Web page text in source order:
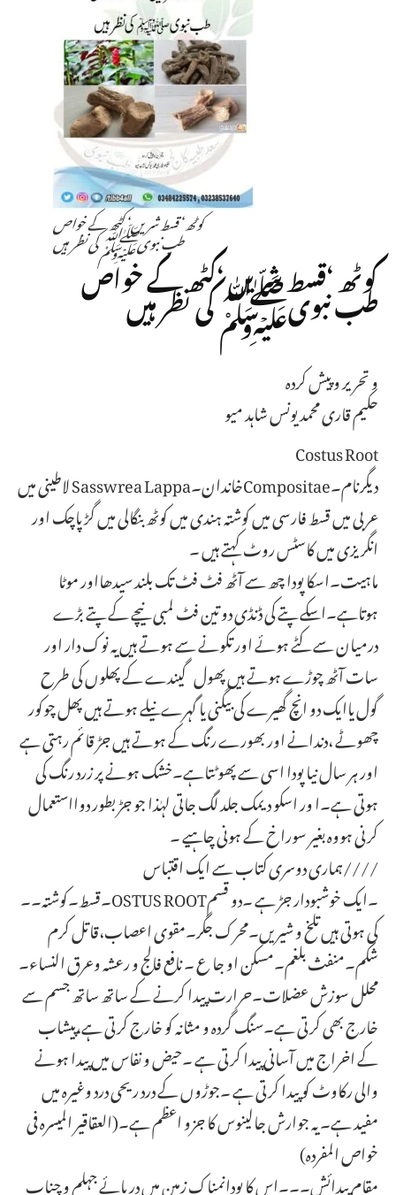
کوٹھ ‘قسط شریں ‘کٹھ کے خواص
طب نبویﷺ کی نظر ہیں
کوٹھ ‘قسط شریں ‘کٹھ کے خواص
طب نبویﷺ کی نظر ہیں
و تحریر وپیش کردہ
حکیم قاری محمد یونس شاہد میو
Costus Root
لاطینی میں Sasswrea Lappaخاندان۔Compositaeدیگرنام۔
عربی میں قسط فارسی میں کوشتہ ہندی میں کوٹھ بنگالی میں گڑ پاچک اور
انگریزی میں کاسٹس روٹ کہتے ہیں ۔
ماہیت۔اسکا پودا چھ سے آٹھ فٹ فٹ تک بلند سیدھااور موٹا
ہوتاہے۔اسکے پتے کی ڈنڈی دو تین فٹ لمبی نیچے کے پتے بڑے
درمیان سے کٹے ہوئے اور تکونے سے ہوتے ہیں یہ نوک دار اور
سات آٹھ چوڑے ہوتے ہیں پھول گیندے کے پھلوں کی طرح
گول یاایک دو انچ گھیرے کی بیگنی یا گہرے نیلے ہوتے ہیں پھل چوکور
چھوٹے ،دندانے اور بھورے رنگ کے ہوتے ہیں جڑ قائم رہتی ہے
اور ہر سال نیا پودا اسی سے پھوٹتاہے۔خشک ہونے پر زرد رنگ کی
ہوتی ہے۔ا ور اسکو دیمک جلد لگ جاتی لہٰذا جو جڑ بطور دوااستعمال
کرنی ہووہ بغیر سوراخ کے ہونی چاہیے ۔
ہماری دوسری کتاب سے ایک اقتباس////
۔قسط۔کوشتہ۔۔OSTUS ROOT۔ایک خوشبودار جڑ ہے ۔دو قسم
کی ہوتی ہیں تلخ و شیریں۔محرک جگر۔مقوی اعصاب،قاتل کرم
شکم۔منفث بلغم۔مسکن او جا ع ۔ نافع فالج و رعشہ وعرق النساء۔
محلل سوزش عضلات۔حرارت پیدا کرنے کے ساتھ ساتھ جسم سے
خارج بھی کرتی ہے۔سنگ گردہ و مثانہ کو خارج کرتی ہے،پیشاب
کے اخراج میں آسانی پیدا کرتی ہے ۔حیض و نفاس میں پیدا ہونے
والی رکاوٹ کو پیدا کرتی ہے ۔جوڑوں کے درد ریحی درد وغیرہ میں
مفید ہے۔ یہ جوارش جالینوس کا جزو اعظم ہے۔(العقاقیر المیسرہ فی
خواص المفردہ)
مقام پیدائش۔۔۔اس کا پودانمناک زمین میں دریائے جہلم و چناب